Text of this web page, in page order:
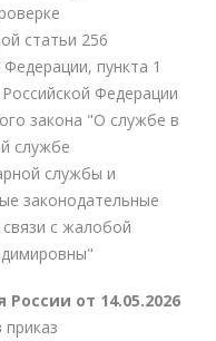
статьи 256
пункта 1
Федерации
закона "О службе в
службе
службы и
законодательные
с жалобой
от 14.05.2026